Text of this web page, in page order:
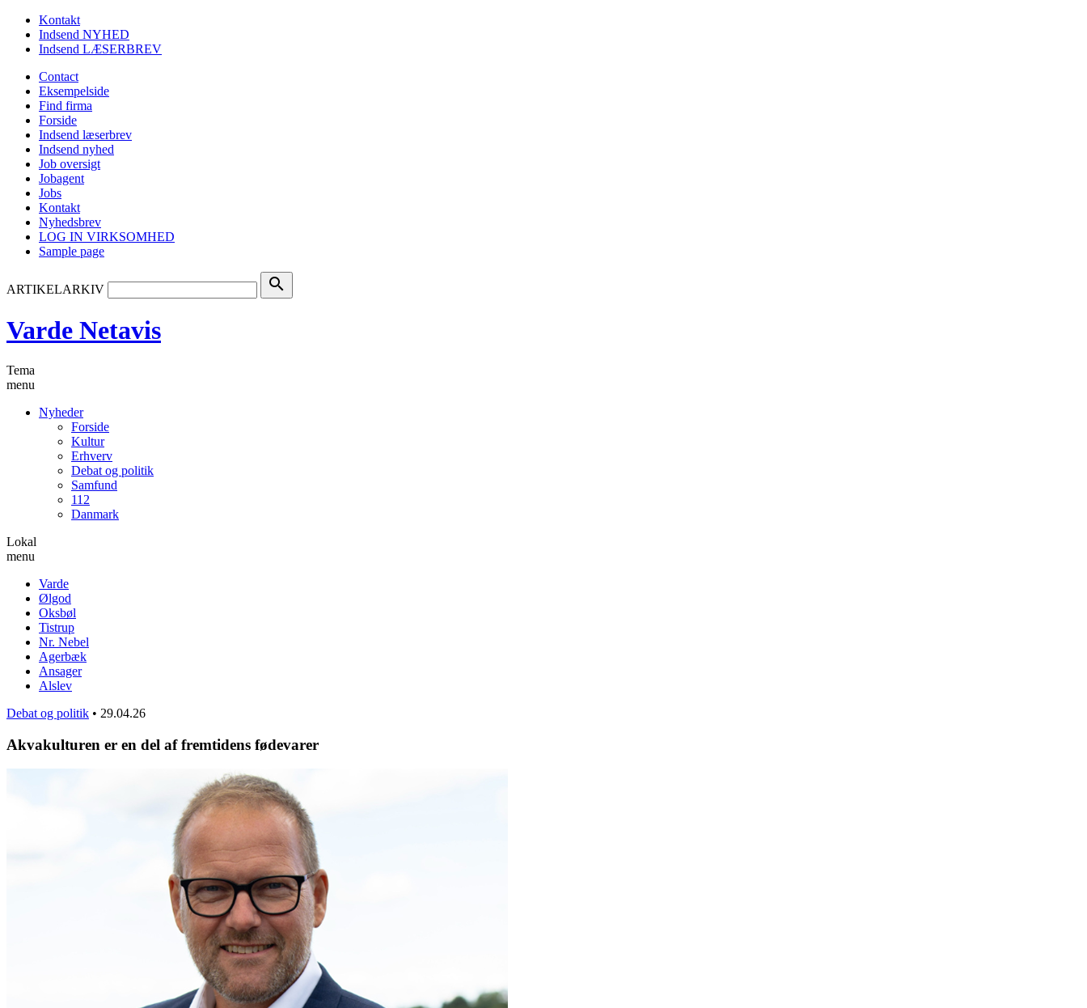
Kontakt
Indsend NYHED
Indsend LÆSERBREV
Contact
Eksempelside
Find firma
Forside
Indsend læserbrev
Indsend nyhed
Job oversigt
Jobagent
Jobs
Kontakt
Nyhedsbrev
LOG IN VIRKSOMHED
Sample page
ARTIKELARKIV search
Varde Netavis
Tema
menu
Nyheder
Forside
Kultur
Erhverv
Debat og politik
Samfund
112
Danmark
Lokal
menu
Varde
Ølgod
Oksbøl
Tistrup
Nr. Nebel
Agerbæk
Ansager
Alslev
Debat og politik • 29.04.26
Akvakulturen er en del af fremtidens fødevarer